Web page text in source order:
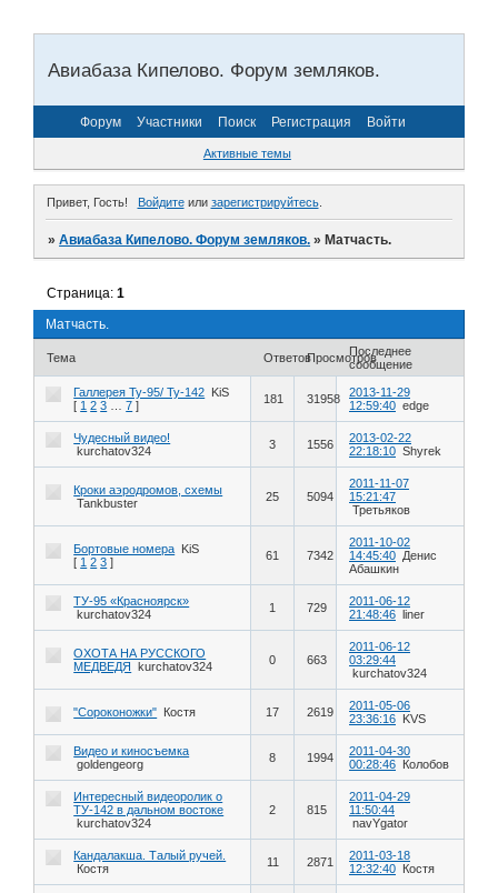
Авиабаза Кипелово. Форум земляков.
Форум Участники Поиск Регистрация Войти
Активные темы
Привет, Гость! Войдитеили зарегистрируйтесь.
»Авиабаза Кипелово. Форум земляков. »Матчасть.
Матчасть.
Страница:1
Тема ОтветовПросмотровПоследнее
сообщение
Галлерея Ту-95/ Ту-142
KiS
[ 1 2 3 7 ] 181 31958
2013-11-29
12:59:40 edge
Чудесный видео!
kurchatov324
3 1556
2013-02-22
22:18:10 Shyrek
Кроки аэродромов, схемы
Tankbuster
25 5094
2011-11-07
15:21:47
Третьяков
Бортовые номера
KiS
[ 1 2 3 ] 61 7342
2011-10-02
14:45:40 Денис
Абашкин
ТУ-95 «Красноярск»
kurchatov324
1 729
2011-06-12
21:48:46
liner
ОХОТА НА РУССКОГО
МЕДВЕДЯ
kurchatov324 0 663
2011-06-12
03:29:44
kurchatov324
"Сороконожки" Костя 17 2619
2011-05-06
23:36:16
KVS
Видео и киносъемка
goldengeorg
8 1994
2011-04-30
00:28:46
Колобов
Интересный видеоролик о
ТУ-142 в дальном востоке
kurchatov324
2 815
2011-04-29
11:50:44
navYgator
Кандалакша. Талый ручей.
Костя
11 2871
2011-03-18
12:32:40
Костя